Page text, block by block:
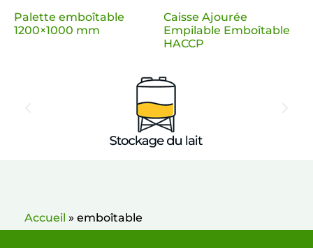
Palette emboîtable
1200×1000 mm
Caisse Ajourée
Empilable Emboîtable
HACCP
Accueil » emboîtable